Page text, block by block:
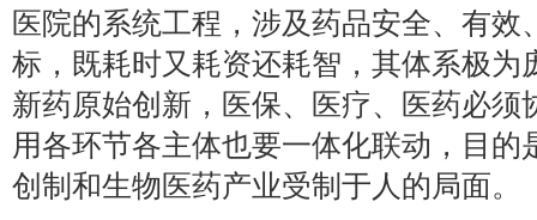
医院的系统工程，涉及药品安全、有效
标，既耗时又耗资还耗智，其体系极为
新药原始创新，医保、医疗、医药必须
用各环节各主体也要一体化联动，目的
创制和生物医药产业受制于人的局面。